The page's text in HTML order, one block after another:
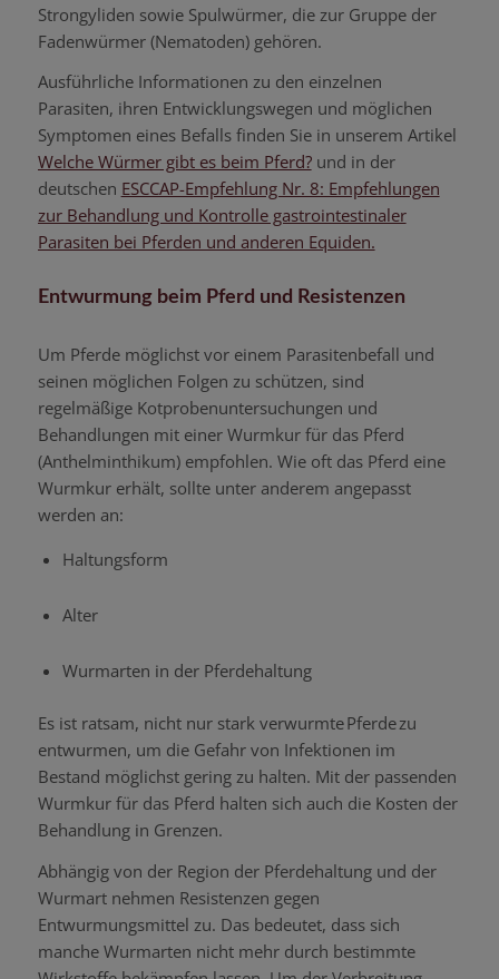
Strongyliden sowie Spulwürmer, die zur Gruppe der
Fadenwürmer (Nematoden) gehören.
Ausführliche Informationen zu den einzelnen
Parasiten, ihren Entwicklungswegen und möglichen
Symptomen eines Befalls finden Sie in unserem Artikel
Welche Würmer gibt es beim Pferd?und in der
deutschen ESCCAP-Empfehlung Nr. 8: Empfehlungen
zur Behandlung und Kontrolle gastrointestinaler
Parasiten bei Pferden und anderen Equiden.
Entwurmung beim Pferd und Resistenzen
Um Pferde möglichst vor einem Parasitenbefall und
seinen möglichen Folgen zu schützen, sind
regelmäßige Kotprobenuntersuchungen und
Behandlungen mit einer Wurmkur für das Pferd
(Anthelminthikum) empfohlen. Wie oft das Pferd eine
Wurmkur erhält, sollte unter anderem angepasst
werden an:
Haltungsform
Alter
Wurmarten in der Pferdehaltung
Es ist ratsam, nicht nur stark verwurmte Pferde zu
entwurmen, um die Gefahr von Infektionen im
Bestand möglichst gering zu halten. Mit der passenden
Wurmkur für das Pferd halten sich auch die Kosten der
Behandlung in Grenzen.
Abhängig von der Region der Pferdehaltung und der
Wurmart nehmen Resistenzen gegen
Entwurmungsmittel zu. Das bedeutet, dass sich
manche Wurmarten nicht mehr durch bestimmte